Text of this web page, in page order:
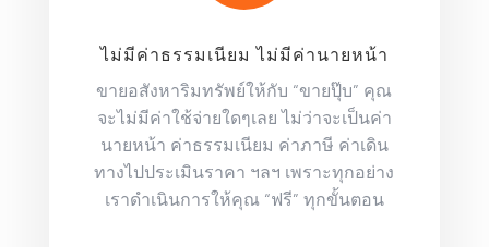
ไม่มีค่าธรรมเนียม ไม่มีค่านายหน้า
ขายอสังหาริมทรัพย์ให้กับ “ขายปุ๊บ” คุณ
จะไม่มีค่าใช้จ่ายใดๆเลย ไม่ว่าจะเป็นค่า
นายหน้า ค่าธรรมเนียม ค่าภาษี ค่าเดิน
ทางไปประเมินราคา ฯลฯ เพราะทุกอย่าง
เราดำเนินการให้คุณ “ฟรี” ทุกขั้นตอน